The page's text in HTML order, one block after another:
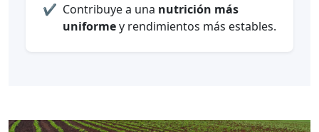
✔️ Contribuye a una nutrición más
uniformey rendimientos más estables.